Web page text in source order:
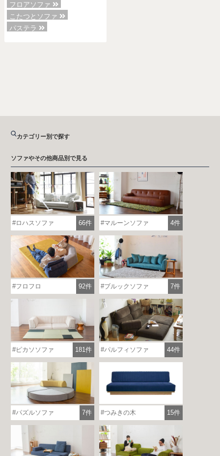
フロアソファ
こたつとソファ
パステラ
カテゴリー別で探す
ソファやその他商品別で見る
ロハスソファ 66件 マルーンソファ 4件
フロフロ 92件 ブルックソファ 7件
ピカソソファ 181件 パルフィソファ 44件
パズルソファ 7件 つみきの木 15件